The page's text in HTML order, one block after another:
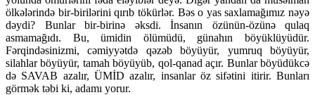
ölkələrində bir-birilərini qırıb tökürlər. Bəs o yas saxlamağımız nəyə
dəydi? Bunlar bir-birinə əksdi. İnsanın özünün-özünə qulaq
asmamağıdı. Bu, ümidin ölümüdü, günahın böyüklüyüdür.
Fərqindəsinizmi, cəmiyyətdə qəzəb böyüyür, yumruq böyüyür,
silahlar böyüyür, tamah böyüyüb, qol-qanad açır. Bunlar böyüdükcə
də SAVAB azalır, ÜMİD azalır, insanlar öz sifətini itirir. Bunları
görmək təbi ki, adamı yorur.